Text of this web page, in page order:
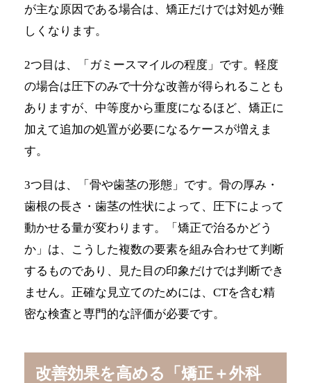
が主な原因である場合は、矯正だけでは対処が難
しくなります。
2つ目は、「ガミースマイルの程度」です。軽度
の場合は圧下のみで十分な改善が得られることも
ありますが、中等度から重度になるほど、矯正に
加えて追加の処置が必要になるケースが増えま
す。
3つ目は、「骨や歯茎の形態」です。骨の厚み・
歯根の長さ・歯茎の性状によって、圧下によって
動かせる量が変わります。「矯正で治るかどう
か」は、こうした複数の要素を組み合わせて判断
するものであり、見た目の印象だけでは判断でき
ません。正確な見立てのためには、CTを含む精
密な検査と専門的な評価が必要です。
改善効果を高める「矯正＋外科